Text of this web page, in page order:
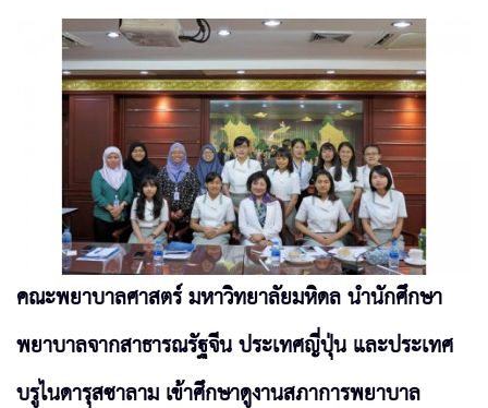
คณะพยาบาลศาสตร์ มหาวิทยาลัยมหิดล นำนักศึกษา
พยาบาลจากสาธารณรัฐจีน ประเทศญี่ปุ่น และประเทศ
บรูไนดารุสซาลาม เข้าศึกษาดูงานสภาการพยาบาล